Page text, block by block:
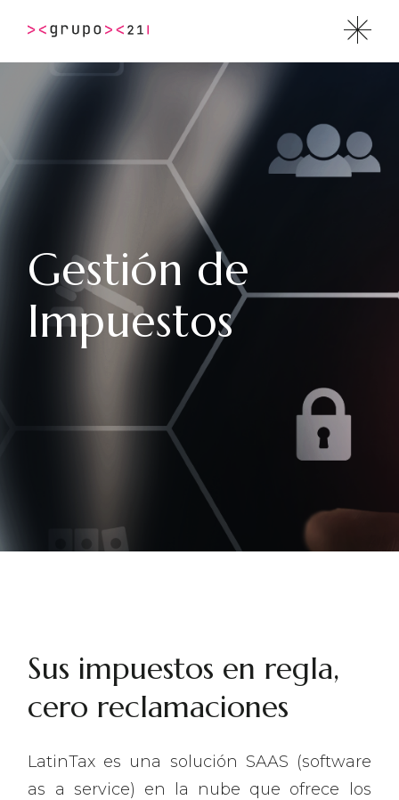
Gestión de
Impuestos
GESTIÓN DE IMPUESTOS
Sus impuestos en regla,
cero reclamaciones
LatinTax es una solución SAAS (software
as a service) en la nube que ofrece los